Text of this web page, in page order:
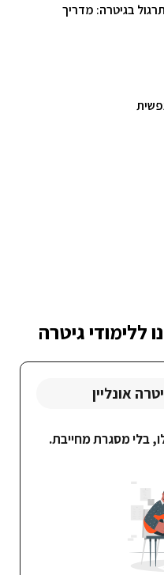
בגיטרה: מדריך
ללימודי גיטרה
בלי מסגרת מחייבת.